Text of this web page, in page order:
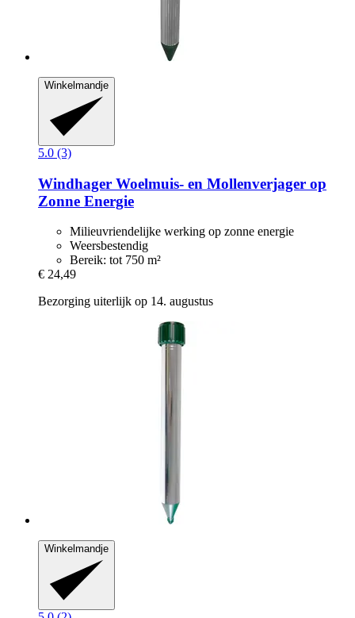
Winkelmandje
5.0 (3)
Windhager Woelmuis-​ en Mollenverjager op
Zonne Energie
Milieuvriendelijke werking op zonne energie
Weersbestendig
Bereik: tot 750 m²
€ 24,49
Bezorging uiterlijk op 14. augustus
Winkelmandje